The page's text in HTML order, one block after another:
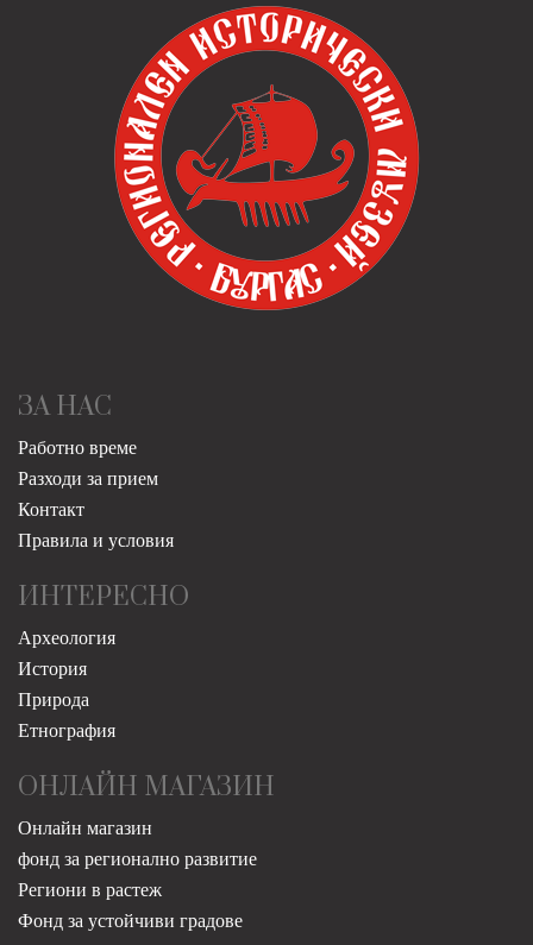
ЗА НАС
Работно време
Разходи за прием
Контакт
Правила и условия
ИНТЕРЕСНО
Археология
История
Природа
Етнография
ОНЛАЙН МАГАЗИН
Онлайн магазин
фонд за регионално развитие
Региони в растеж
Фонд за устойчиви градове